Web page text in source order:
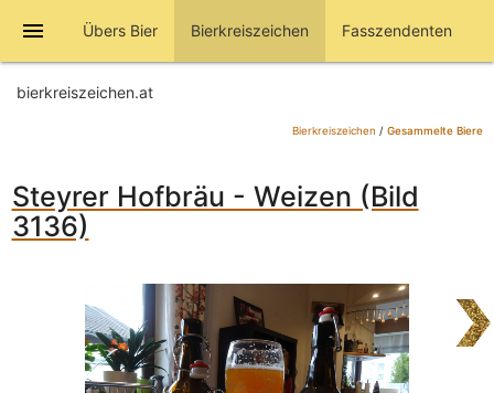
menu Übers Bier Bierkreiszeichen Fasszendenten
bierkreiszeichen.at
Bierkreiszeichen / Gesammelte Biere
Steyrer Hofbräu - Weizen (Bild
3136)